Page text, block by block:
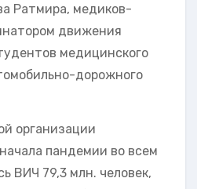
Ратмира, медиков-
движения
медицинского
дорожного
организации
пандемии во всем
ВИЧ 79,3 млн. человек,